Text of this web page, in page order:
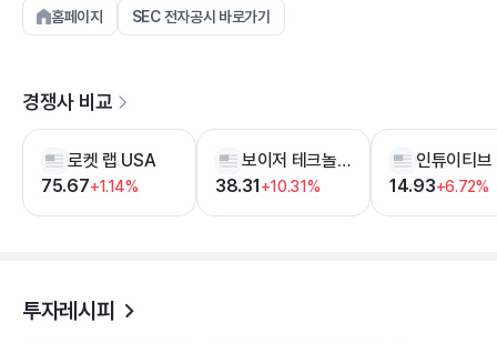
홈페이지 SEC 전자공시 바로가기
경쟁사 비교
로켓 랩 USA
75.67+1.14%
보이저 테크놀로지스
38.31+10.31% 14.93+6.72%
투자레시피